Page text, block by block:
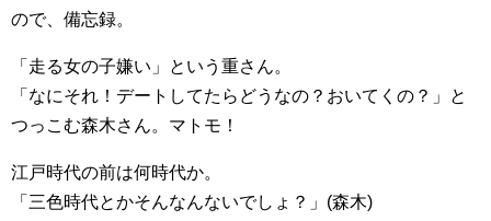
ので、備忘録。
「走る女の子嫌い」という重さん。
「なにそれ！デートしてたらどうなの？おいてくの？」と
つっこむ森木さん。マトモ！
江戸時代の前は何時代か。
「三色時代とかそんなんないでしょ？」(森木)